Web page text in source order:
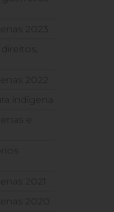
2023
2022
indígena
e
2021
2020